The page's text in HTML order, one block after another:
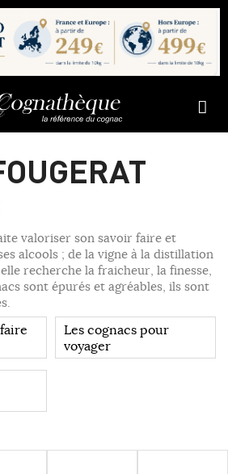
valoriser son savoir faire et
alcools ; de la vigne à la distillation
recherche la fraicheur, la finesse,
sont épurés et agréables, ils sont
Les cognacs pour
voyager